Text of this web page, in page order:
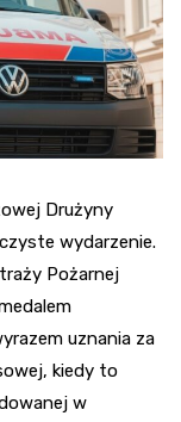
Drużyny
wydarzenie.
Pożarnej
uznania za
kiedy to
w